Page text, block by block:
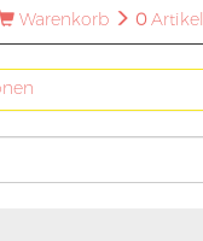
Warenkorb 0 Artikel